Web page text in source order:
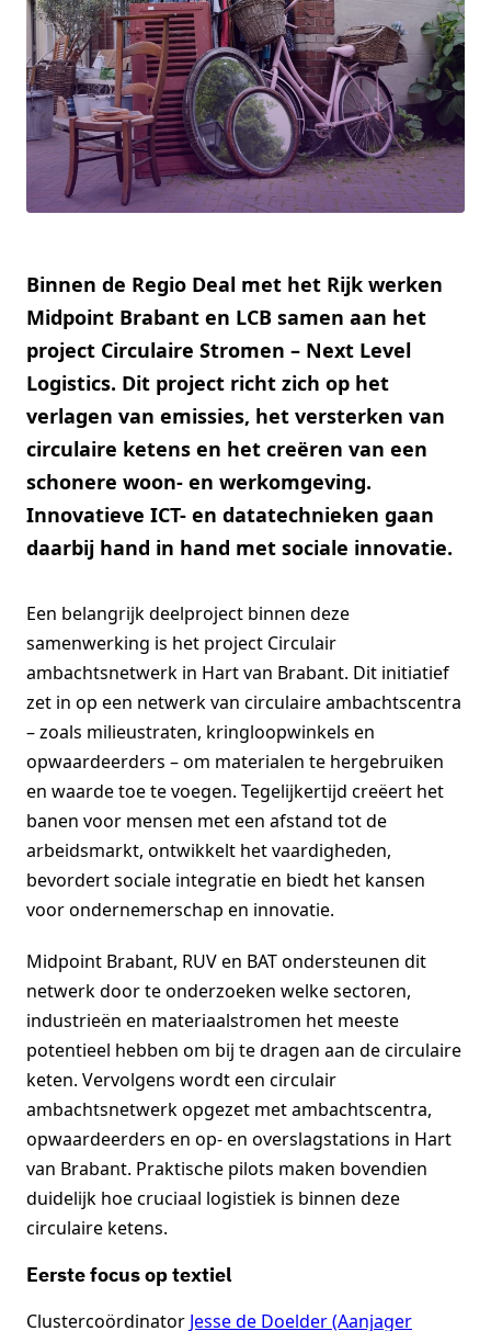
Binnen de Regio Deal met het Rijk werken
Midpoint Brabant en LCB samen aan het
project Circulaire Stromen – Next Level
Logistics. Dit project richt zich op het
verlagen van emissies, het versterken van
circulaire ketens en het creëren van een
schonere woon- en werkomgeving.
Innovatieve ICT- en datatechnieken gaan
daarbij hand in hand met sociale innovatie.
Een belangrijk deelproject binnen deze
samenwerking is het project Circulair
ambachtsnetwerk in Hart van Brabant. Dit initiatief
zet in op een netwerk van circulaire ambachtscentra
– zoals milieustraten, kringloopwinkels en
opwaardeerders – om materialen te hergebruiken
en waarde toe te voegen. Tegelijkertijd creëert het
banen voor mensen met een afstand tot de
arbeidsmarkt, ontwikkelt het vaardigheden,
bevordert sociale integratie en biedt het kansen
voor ondernemerschap en innovatie.
Midpoint Brabant, RUV en BAT ondersteunen dit
netwerk door te onderzoeken welke sectoren,
industrieën en materiaalstromen het meeste
potentieel hebben om bij te dragen aan de circulaire
keten. Vervolgens wordt een circulair
ambachtsnetwerk opgezet met ambachtscentra,
opwaardeerders en op- en overslagstations in Hart
van Brabant. Praktische pilots maken bovendien
duidelijk hoe cruciaal logistiek is binnen deze
circulaire ketens.
Eerste focus op textiel
Clustercoördinator Jesse de Doelder (Aanjager